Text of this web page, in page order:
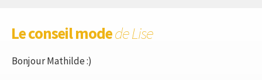
Le conseil modede Lise
Bonjour Mathilde :)